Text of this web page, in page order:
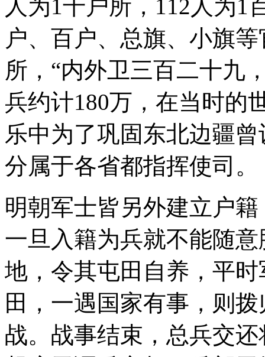
人为1千户所，112人为1
户、百户、总旗、小旗
所，“内外卫三百二十九
兵约计180万，在当时的
乐中为了巩固东北边疆
分属于各省都指挥使司。
明朝军士皆另外建立户
一旦入籍为兵就不能随
地，令其屯田自养，平
田，一遇国家有事，则
战。战事结束，总兵交